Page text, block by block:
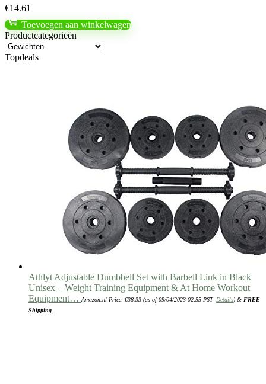
€14.61
Toevoegen aan winkelwagen
Productcategorieën
Topdeals
Athlyt Adjustable Dumbbell Set with Barbell Link in Black
Unisex – Weight Training Equipment & At Home Workout
Equipment… Amazon.nl Price: €38.33 (as of 09/04/2023 02:55 PST- Details) & FREE
Shipping